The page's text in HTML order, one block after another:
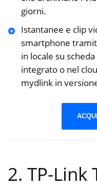
giorni.
Istantanee e clip
smartphone
in locale su
integrato o nel
mydlink in
2. TP-Link